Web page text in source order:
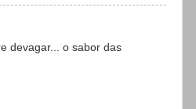
devagar... o sabor das